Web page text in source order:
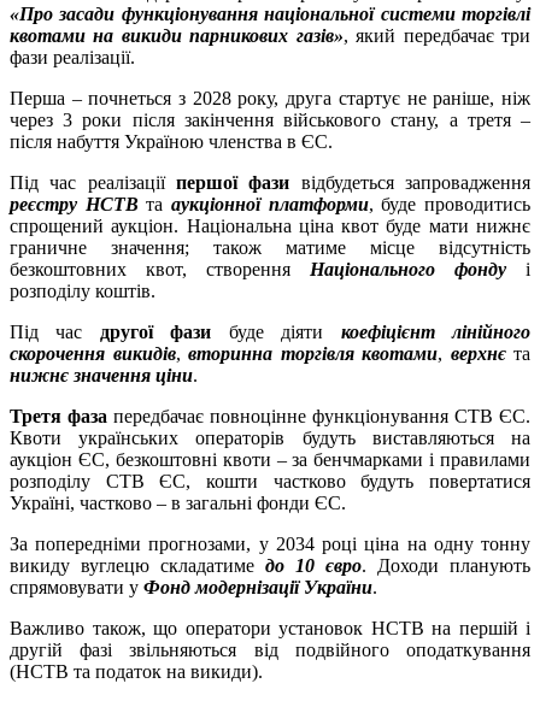
«Про засади функціонування національної системи торгівлі
квотами на викиди парникових газів», який передбачає три
фази реалізації.
Перша – почнеться з 2028 року, друга стартує не раніше, ніж
через 3 роки після закінчення військового стану, а третя –
після набуття Україною членства в ЄС.
Під час реалізації першої фази відбудеться запровадження
реєстру НСТВ тааукціонної платформи, буде проводитись
спрощений аукціон. Національна ціна квот буде мати нижнє
граничне значення; також матиме місце відсутність
безкоштовних квот, створення Національного фонду і
розподілу коштів.
Під час другої фази буде діяти коефіцієнт лінійного
скорочення викидів, вторинна торгівля квотами, верхнєта
нижнє значення ціни.
Третя фаза передбачає повноцінне функціонування СТВ ЄС.
Квоти українських операторів будуть виставляються на
аукціон ЄС, безкоштовні квоти – за бенчмарками і правилами
розподілу СТВ ЄС, кошти частково будуть повертатися
Україні, частково – в загальні фонди ЄС.
За попередніми прогнозами, у 2034 році ціна на одну тонну
викиду вуглецю складатиме до 10 євро. Доходи планують
спрямовувати у Фонд модернізації України.
Важливо також, що оператори установок НСТВ на першій і
другій фазі звільняються від подвійного оподаткування
(НСТВ та податок на викиди).